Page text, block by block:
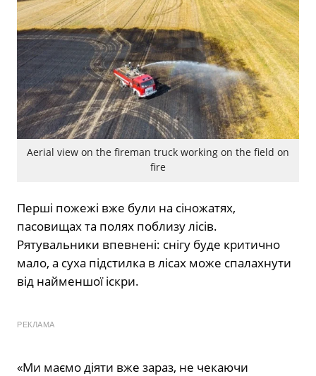
Aerial view on the fireman truck working on the field on
fire
Перші пожежі вже були на сіножатях,
пасовищах та полях поблизу лісів.
Рятувальники впевнені: снігу буде критично
мало, а суха підстилка в лісах може спалахнути
від найменшої іскри.
РЕКЛАМА
«Ми маємо діяти вже зараз, не чекаючи